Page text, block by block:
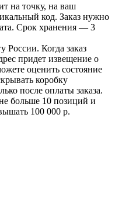
на точку, на ваш
код. Заказ нужно
Срок хранения — 3
России. Когда заказ
придет извещение о
оценить состояние
коробку
после оплаты заказа.
больше 10 позиций и
100 000 р.